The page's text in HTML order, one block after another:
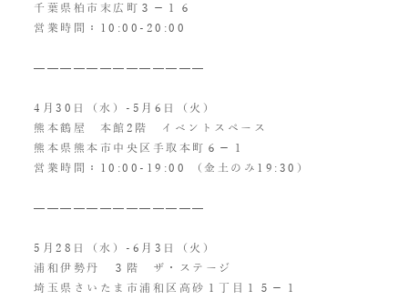
千葉県柏市末広町３−１６
営業時間：10:00-20:00
—————————————
4月30日（水）-5月6日（火）
熊本鶴屋 本館2階 イベントスペース
熊本県熊本市中央区手取本町６−１
営業時間：10:00-19:00 （金土のみ19:30）
—————————————
5月28日（水）-6月3日（火）
浦和伊勢丹 ３階 ザ・ステージ
埼玉県さいたま市浦和区高砂１丁目１５−１